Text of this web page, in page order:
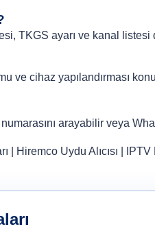
TKGS ayarı ve kanal listesi
ve cihaz yapılandırması
numarasını arayabilir veya
Hiremco Uydu Alıcısı